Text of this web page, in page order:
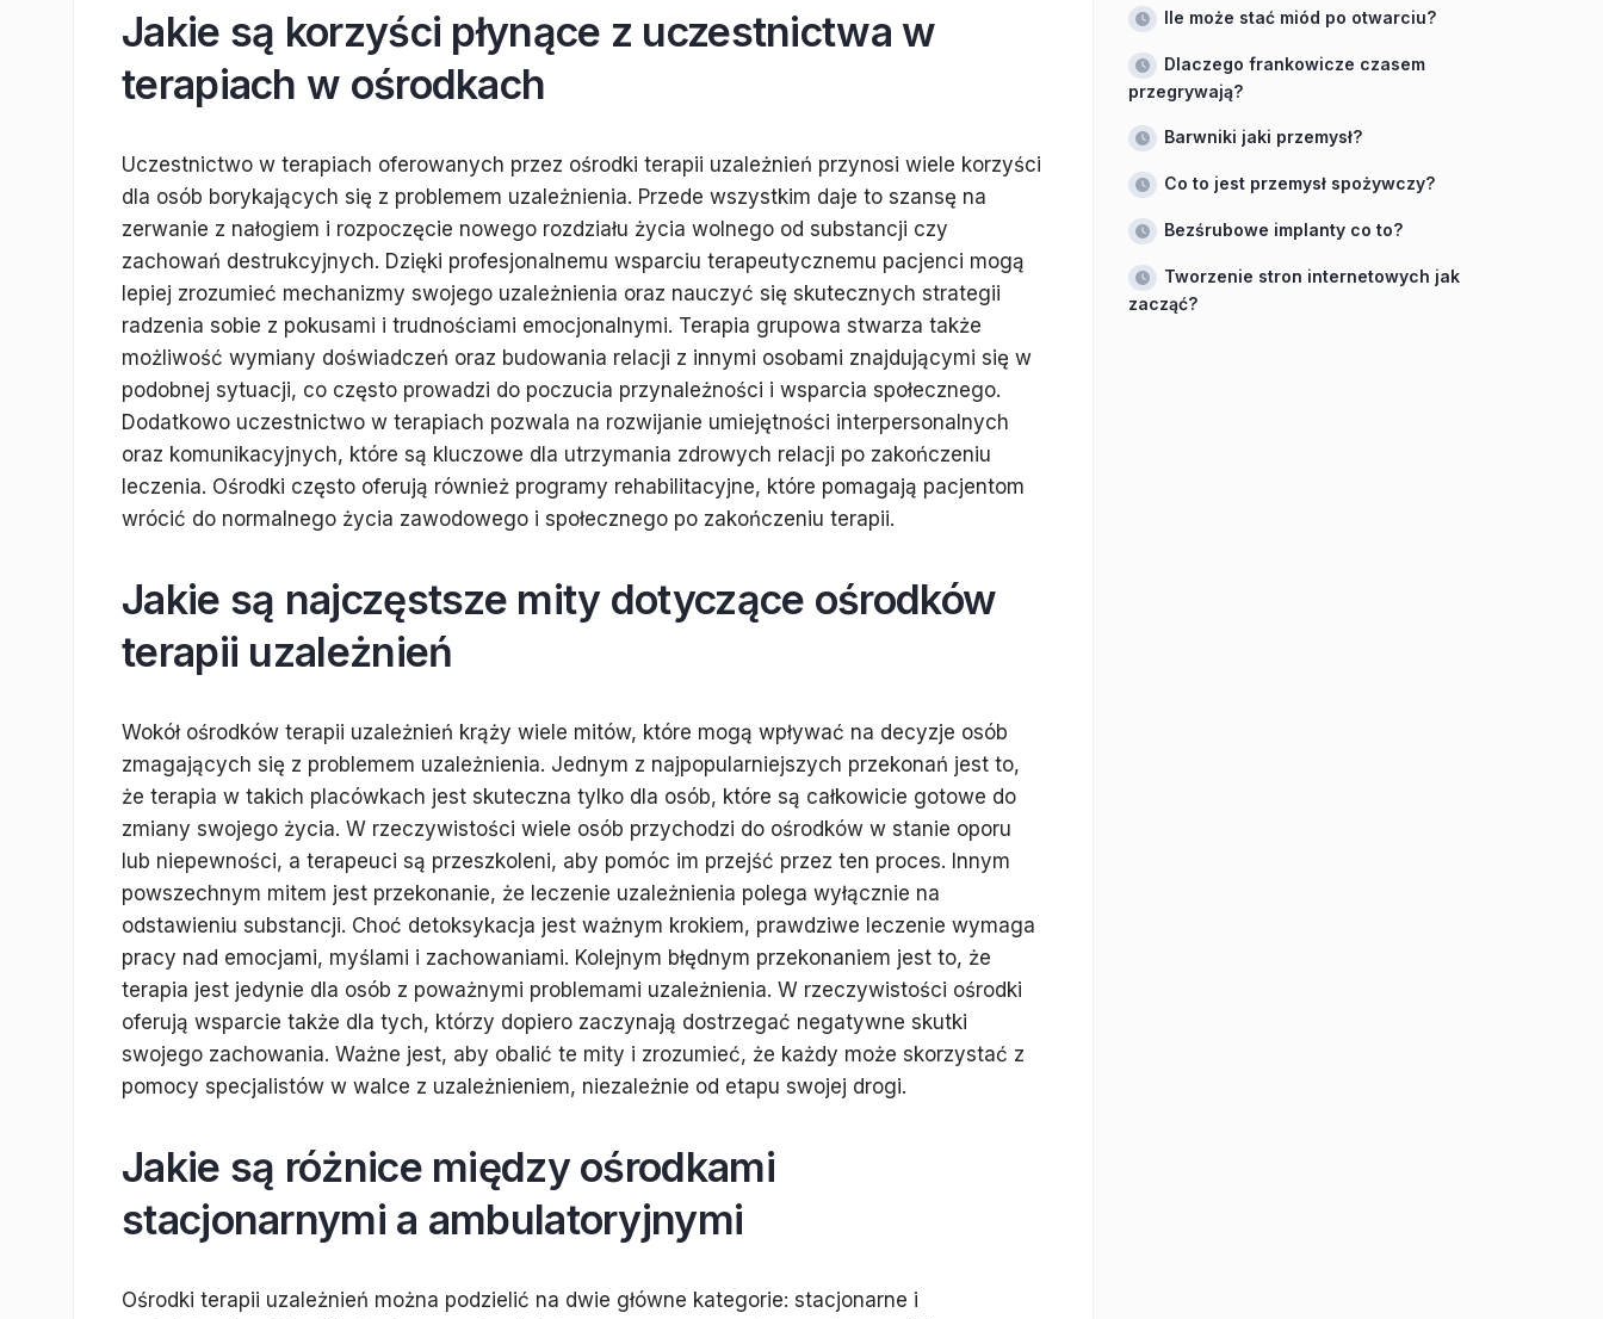
Jakie są korzyści płynące z uczestnictwa w
terapiach w ośrodkach
Uczestnictwo w terapiach oferowanych przez ośrodki terapii uzależnień przynosi wiele korzyści
dla osób borykających się z problemem uzależnienia. Przede wszystkim daje to szansę na
zerwanie z nałogiem i rozpoczęcie nowego rozdziału życia wolnego od substancji czy
zachowań destrukcyjnych. Dzięki profesjonalnemu wsparciu terapeutycznemu pacjenci mogą
lepiej zrozumieć mechanizmy swojego uzależnienia oraz nauczyć się skutecznych strategii
radzenia sobie z pokusami i trudnościami emocjonalnymi. Terapia grupowa stwarza także
możliwość wymiany doświadczeń oraz budowania relacji z innymi osobami znajdującymi się w
podobnej sytuacji, co często prowadzi do poczucia przynależności i wsparcia społecznego.
Dodatkowo uczestnictwo w terapiach pozwala na rozwijanie umiejętności interpersonalnych
oraz komunikacyjnych, które są kluczowe dla utrzymania zdrowych relacji po zakończeniu
leczenia. Ośrodki często oferują również programy rehabilitacyjne, które pomagają pacjentom
wrócić do normalnego życia zawodowego i społecznego po zakończeniu terapii.
Jakie są najczęstsze mity dotyczące ośrodków
terapii uzależnień
Wokół ośrodków terapii uzależnień krąży wiele mitów, które mogą wpływać na decyzje osób
zmagających się z problemem uzależnienia. Jednym z najpopularniejszych przekonań jest to,
że terapia w takich placówkach jest skuteczna tylko dla osób, które są całkowicie gotowe do
zmiany swojego życia. W rzeczywistości wiele osób przychodzi do ośrodków w stanie oporu
lub niepewności, a terapeuci są przeszkoleni, aby pomóc im przejść przez ten proces. Innym
powszechnym mitem jest przekonanie, że leczenie uzależnienia polega wyłącznie na
odstawieniu substancji. Choć detoksykacja jest ważnym krokiem, prawdziwe leczenie wymaga
pracy nad emocjami, myślami i zachowaniami. Kolejnym błędnym przekonaniem jest to, że
terapia jest jedynie dla osób z poważnymi problemami uzależnienia. W rzeczywistości ośrodki
oferują wsparcie także dla tych, którzy dopiero zaczynają dostrzegać negatywne skutki
swojego zachowania. Ważne jest, aby obalić te mity i zrozumieć, że każdy może skorzystać z
pomocy specjalistów w walce z uzależnieniem, niezależnie od etapu swojej drogi.
Jakie są różnice między ośrodkami
stacjonarnymi a ambulatoryjnymi
Ośrodki terapii uzależnień można podzielić na dwie główne kategorie: stacjonarne i
Ile może stać miód po otwarciu?
Dlaczego frankowicze czasem
przegrywają?
Barwniki jaki przemysł?
Co to jest przemysł spożywczy?
Bezśrubowe implanty co to?
Tworzenie stron internetowych jak
zacząć?